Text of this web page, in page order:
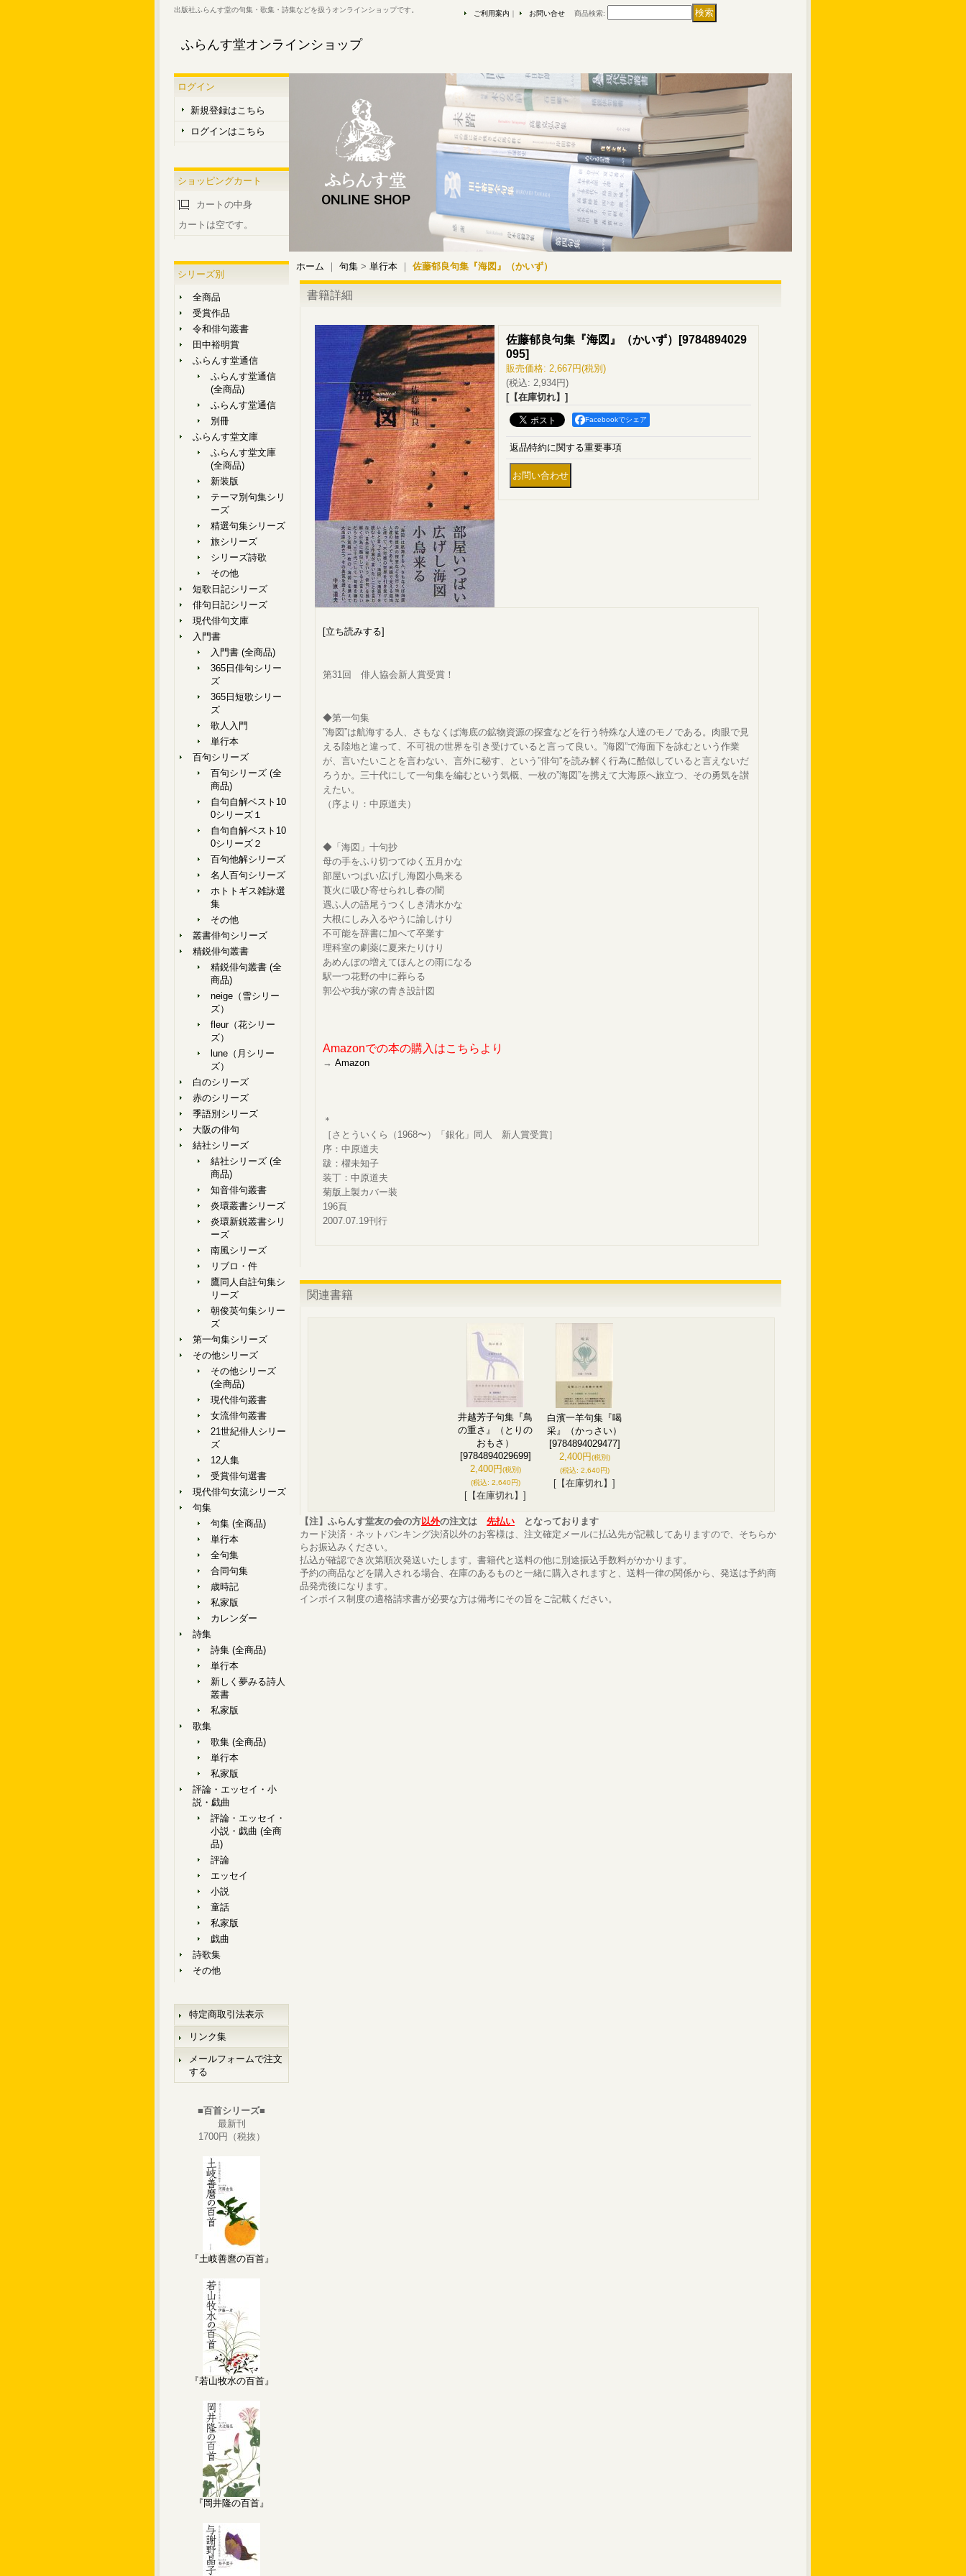
出版社ふらんす堂の句集・歌集・詩集などを扱うオンラインショップです。
ふらんす堂オンラインショップ
ご利用案内 お問い合せ 商品検索:
ログイン
新規登録はこちら
ログインはこちら
ショッピングカート
カートの中身
カートは空です。
シリーズ別
全商品
受賞作品
令和俳句叢書
田中裕明賞
ふらんす堂通信
ふらんす堂通信
(全商品)
ふらんす堂通信
別冊
ふらんす堂文庫
ふらんす堂文庫
(全商品)
新装版
テーマ別句集シリ
ーズ
精選句集シリーズ
旅シリーズ
シリーズ詩歌
その他
短歌日記シリーズ
俳句日記シリーズ
現代俳句文庫
入門書
入門書 (全商品)
365日俳句シリー
ズ
365日短歌シリー
ズ
歌人入門
単行本
百句シリーズ
百句シリーズ (全
商品)
自句自解ベスト10
0シリーズ１
自句自解ベスト10
0シリーズ２
百句他解シリーズ
名人百句シリーズ
ホトトギス雑詠選
集
その他
叢書俳句シリーズ
精鋭俳句叢書
精鋭俳句叢書 (全
商品)
neige（雪シリー
ズ）
fleur（花シリー
ズ）
lune（月シリー
ズ）
白のシリーズ
赤のシリーズ
季語別シリーズ
大阪の俳句
結社シリーズ
結社シリーズ (全
商品)
知音俳句叢書
炎環叢書シリーズ
炎環新鋭叢書シリ
ーズ
南風シリーズ
リブロ・件
鷹同人自註句集シ
リーズ
朝俊英句集シリー
ズ
第一句集シリーズ
その他シリーズ
その他シリーズ
(全商品)
現代俳句叢書
女流俳句叢書
21世紀俳人シリー
ズ
12人集
受賞俳句選書
現代俳句女流シリーズ
句集
句集 (全商品)
単行本
全句集
合同句集
歳時記
私家版
カレンダー
詩集
詩集 (全商品)
単行本
新しく夢みる詩人
叢書
私家版
歌集
歌集 (全商品)
単行本
私家版
評論・エッセイ・小
説・戯曲
評論・エッセイ・
小説・戯曲 (全商
品)
評論
エッセイ
小説
童話
私家版
戯曲
詩歌集
その他
特定商取引法表示
リンク集
メールフォームで注文
する
■百首シリーズ■
最新刊
1700円（税抜）
『土岐善麿の百首』
『若山牧水の百首』
『岡井隆の百首』
ホーム ｜ 句集 > 単行本 ｜ 佐藤郁良句集『海図』（かいず）
書籍詳細
佐藤郁良句集『海図』（かいず） [9784894029
095]
販売価格: 2,667円(税別)
(税込: 2,934円)
[【在庫切れ】]
Facebookでシェア
返品特約に関する重要事項
[立ち読みする]
第31回 俳人協会新人賞受賞！
◆第一句集
”海図”は航海する人、さもなくば海底の鉱物資源の探査などを行う特殊な人達のモノである。肉眼で見
える陸地と違って、不可視の世界を引き受けていると言って良い。”海図”で海面下を詠むという作業
が、言いたいことを言わない、言外に秘す、という”俳句”を読み解く行為に酷似していると言えないだ
ろうか。三十代にして一句集を編むという気概、一枚の”海図”を携えて大海原へ旅立つ、その勇気を讃
えたい。
（序より：中原道夫）
◆「海図」十句抄
母の手をふり切つてゆく五月かな
部屋いつぱい広げし海図小鳥来る
莨火に吸ひ寄せられし春の闇
遇ふ人の語尾うつくしき清水かな
大根にしみ入るやうに諭しけり
不可能を辞書に加へて卒業す
理科室の劇薬に夏来たりけり
あめんぼの増えてほんとの雨になる
駅一つ花野の中に葬らる
郭公や我が家の青き設計図
Amazonでの本の購入はこちらより
→ Amazon
＊
［さとういくら（1968〜）「銀化」同人 新人賞受賞］
序：中原道夫
跋：櫂未知子
装丁：中原道夫
菊版上製カバー装
196頁
2007.07.19刊行
関連書籍
井越芳子句集『鳥
の重さ』（とりの
おもさ）
[9784894029699]
2,400円(税別)
(税込: 2,640円)
[【在庫切れ】]
白濱一羊句集『喝
采』（かっさい）
[9784894029477]
2,400円(税別)
(税込: 2,640円)
[【在庫切れ】]
【注】ふらんす堂友の会の方以外の注文は 先払い となっております
カード決済・ネットバンキング決済以外のお客様は、注文確定メールに払込先が記載してありますので、そちらか
らお振込みください。
払込が確認でき次第順次発送いたします。書籍代と送料の他に別途振込手数料がかかります。
予約の商品などを購入される場合、在庫のあるものと一緒に購入されますと、送料一律の関係から、発送は予約商
品発売後になります。
インボイス制度の適格請求書が必要な方は備考にその旨をご記載ください。